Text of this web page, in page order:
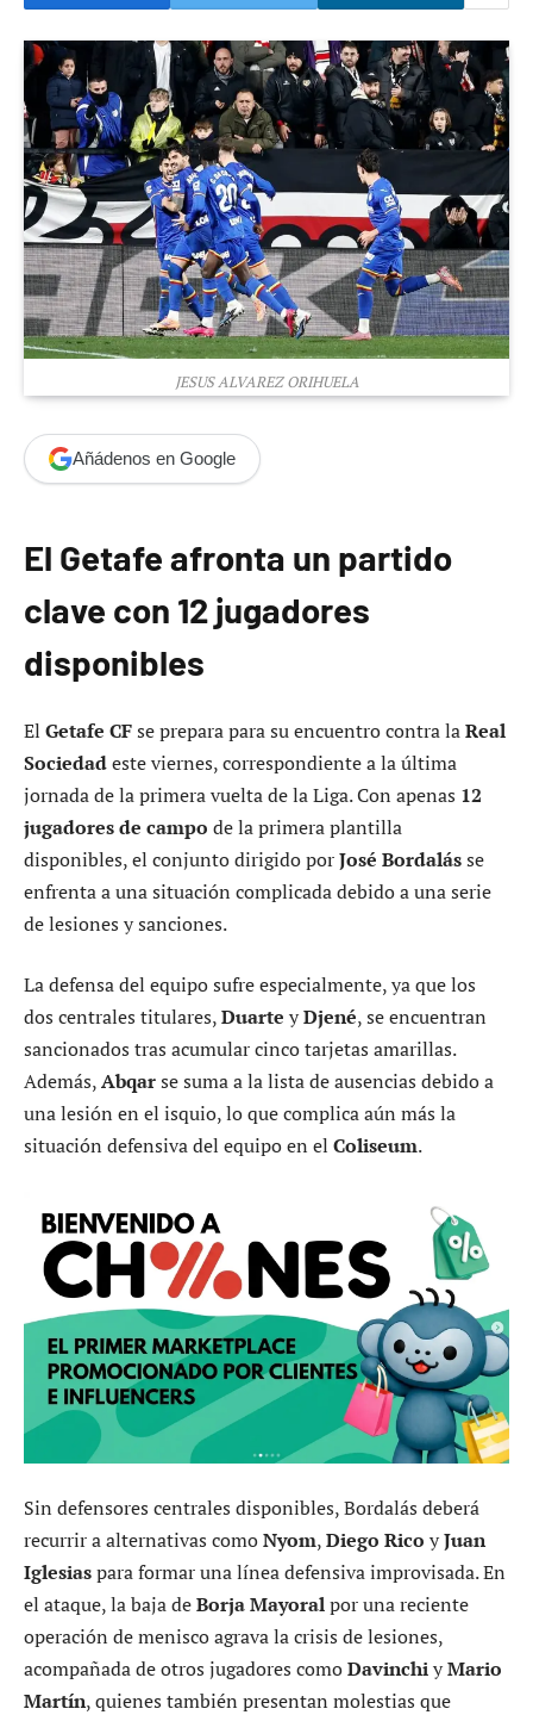
JESUS ALVAREZ ORIHUELA
Añádenos en Google
El Getafe afronta un partido
clave con 12 jugadores
disponibles
El Getafe CFse prepara para su encuentro contra laReal
Sociedadeste viernes, correspondiente a la última
jornada de la primera vuelta de la Liga. Con apenas 12
jugadores de campo de la primera plantilla
disponibles, el conjunto dirigido porJosé Bordalásse
enfrenta a una situación complicada debido a una serie
de lesiones y sanciones.
La defensa del equipo sufre especialmente, ya que los
dos centrales titulares,Duarte yDjené, se encuentran
sancionados tras acumular cinco tarjetas amarillas.
Además,Abqarse suma a la lista de ausencias debido a
una lesión en el isquio, lo que complica aún más la
situación defensiva del equipo en el Coliseum.
Sin defensores centrales disponibles, Bordalás deberá
recurrir a alternativas comoNyom,Diego Rico yJuan
Iglesiaspara formar una línea defensiva improvisada. En
el ataque, la baja deBorja Mayoralpor una reciente
operación de menisco agrava la crisis de lesiones,
acompañada de otros jugadores comoDavinchiyMario
Martín, quienes también presentan molestias que